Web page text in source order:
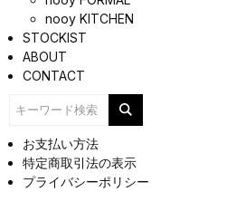
nooy KITCHEN
STOCKIST
ABOUT
CONTACT
お支払い方法
特定商取引法の表示
プライバシーポリシー